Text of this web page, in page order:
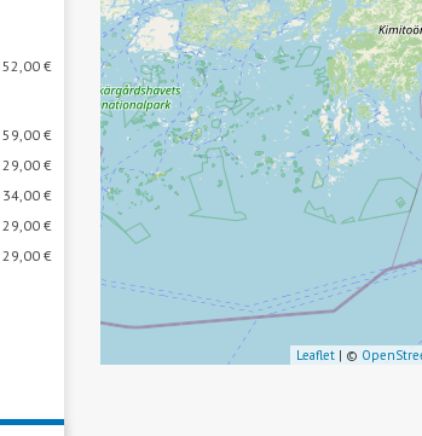
Leaflet | ©
52,00 €
59,00 €
29,00 €
34,00 €
29,00 €
29,00 €